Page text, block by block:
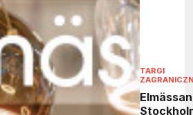
TARGI
Elmässan